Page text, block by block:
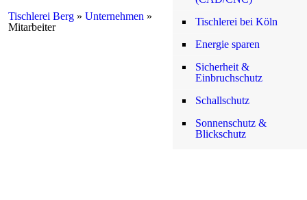
Tischlerei Berg » Unternehmen »
Mitarbeiter
Tischlerei bei Köln
Energie sparen
Sicherheit &
Einbruchschutz
Schallschutz
Sonnenschutz &
Blickschutz